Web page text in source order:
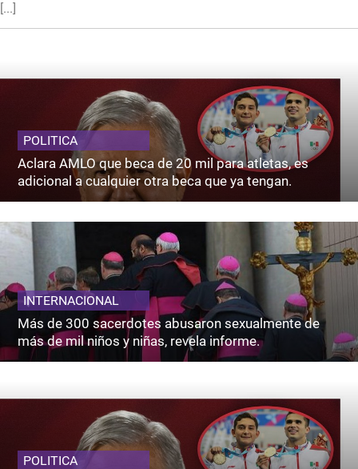
[...]
POLITICA
Aclara AMLO que beca de 20 mil para atletas, es
adicional a cualquier otra beca que ya tengan.
INTERNACIONAL
Más de 300 sacerdotes abusaron sexualmente de
más de mil niños y niñas, revela informe.
POLITICA